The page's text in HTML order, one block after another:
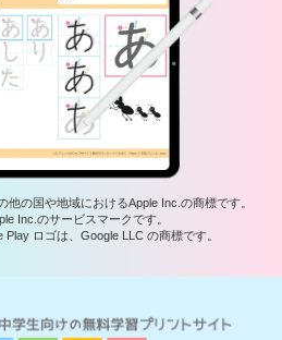
他の国や地域におけるApple Inc.の商標です。
Inc.のサービスマークです。
ロゴは、Google LLC の商標です。